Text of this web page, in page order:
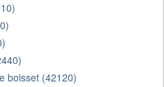
boisset (42120)